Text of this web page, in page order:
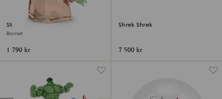
Star Wars Mandalorianen
Barnet
1 790 kr
Shrek Shrek
7 500 kr